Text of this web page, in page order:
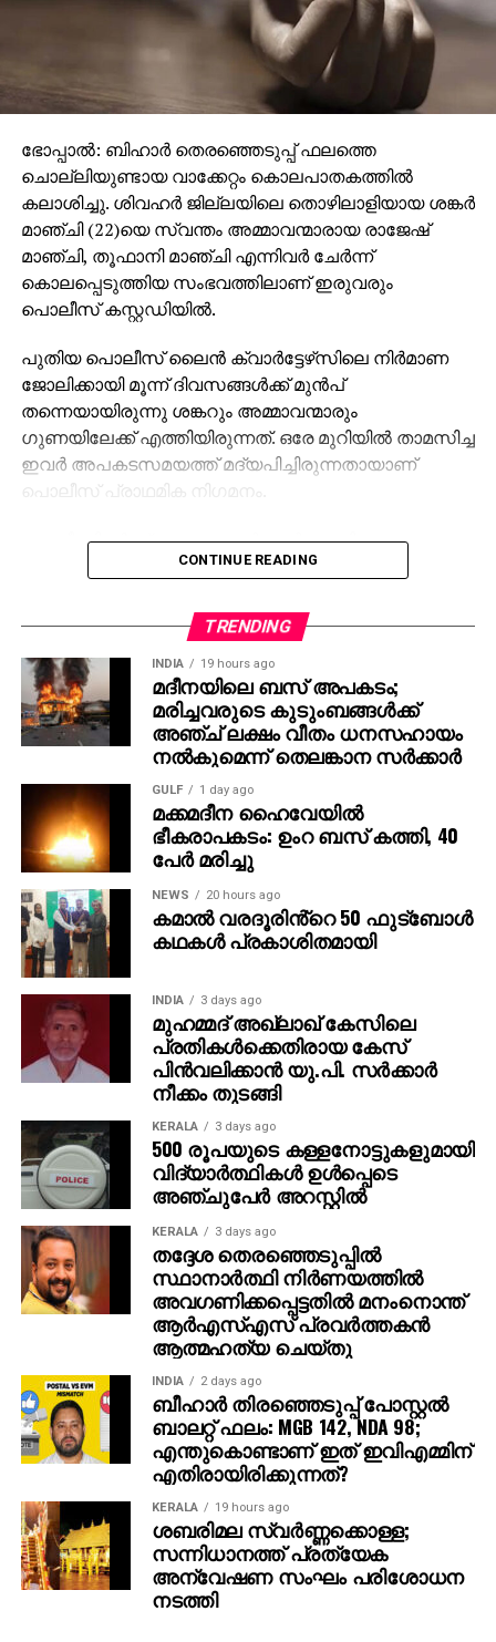
ഭോപ്പാല്‍: ബിഹാര്‍ തെരഞ്ഞെടുപ്പ് ഫലത്തെ
ചൊല്ലിയുണ്ടായ വാക്കേറ്റം കൊലപാതകത്തില്‍
കലാശിച്ചു. ശിവഹര്‍ ജില്ലയിലെ തൊഴിലാളിയായ ശങ്കര്‍
മാഞ്ചി (22)യെ സ്വന്തം അമ്മാവന്മാരായ രാജേഷ്
മാഞ്ചി, തൂഫാനി മാഞ്ചി എന്നിവര്‍ ചേര്‍ന്ന്
കൊലപ്പെടുത്തിയ സംഭവത്തിലാണ് ഇരുവരും
പൊലീസ് കസ്റ്റഡിയില്‍.
പുതിയ പൊലീസ് ലൈന്‍ ക്വാര്‍ട്ടേഴ്‌സിലെ നിര്‍മാണ
ജോലിക്കായി മൂന്ന് ദിവസങ്ങള്‍ക്ക് മുന്‍പ്
തന്നെയായിരുന്നു ശങ്കറും അമ്മാവന്മാരും
ഗുണയിലേക്ക് എത്തിയിരുന്നത്. ഒരേ മുറിയില്‍ താമസിച്ച
ഇവര്‍ അപകടസമയത്ത് മദ്യപിച്ചിരുന്നതായാണ്
പൊലീസ് പ്രാഥമിക നിഗമനം.
പോലീസിന്റെ പ്രകാരം ശങ്കര്‍ ആര്‍ജെഡി
അനുഭാവിയായിരുന്നു അമ്മാവന്മാര്‍ ജെഡ്യു
ചൂടുപിടിക്കുകയും ബിഹാര്‍ തെരഞ്ഞെടുപ്പ് ഫലം
സംബന്ധിച്ച തര്‍ക്കം കയ്യാങ്കളിയിലേക്ക് മാറുകയും
ചെയ്തു.
തര്‍ക്കം മൂര്‍ച്ഛിച്ചപ്പോള്‍ രാജേഷും തൂഫാനിയും ചേര്‍ന്ന്
ശങ്കറെ അടുത്തുള്ള ചെളി നിറഞ്ഞ പ്രദേശത്തേക്ക്
വലിച്ചിഴച്ച് മുഖം ചെളിയില്‍ മുക്കി ശ്വാസം മുട്ടിച്ച്
കൊലപ്പെടുത്തുകയായിരുന്നു. വിവരം ലഭിച്ച പൊലീസ്
സ്ഥലത്തെത്തി ശങ്കറെ ആശുപത്രിയില്‍
എത്തിച്ചെങ്കിലും ജീവന്‍ രക്ഷിക്കാനായില്ല.
പ്രതികളായ രാജേഷും തൂഫാനിയും കുറ്റം
സമ്മതിച്ചതായി പൊലീസ് അറിയിച്ചു.
ഇരുവരുംക്കെതിരെ കൊലപാതകക്കുറ്റം ചുമത്തി കേസ്
എടുത്തിട്ടുണ്ട്. അന്വേഷണം പുരോഗമിക്കുന്നു.
CONTINUE READING
TRENDING
INDIA 19 hours ago
മദീനയിലെ ബസ് അപകടം;
മരിച്ചവരുടെ കുടുംബങ്ങള്‍ക്ക്
അഞ്ച് ലക്ഷം വീതം ധനസഹായം
നല്‍കുമെന്ന് തെലങ്കാന സര്‍ക്കാര്‍
GULF 1 day ago
മക്കമദീന ഹൈവേയില്‍
ഭീകരാപകടം: ഉംറ ബസ് കത്തി, 40
പേര്‍ മരിച്ചു
NEWS 20 hours ago
കമാൽ വരദൂരിൻ്റെ 50 ഫുട്ബോൾ
കഥകൾ പ്രകാശിതമായി
INDIA 3 days ago
മുഹമ്മദ് അഖ്‌ലാഖ് കേസിലെ
പ്രതികള്‍ക്കെതിരായ കേസ്
പിന്‍വലിക്കാന്‍ യു.പി. സര്‍ക്കാര്‍
നീക്കം തുടങ്ങി
KERALA 3 days ago
500 രൂപയുടെ കള്ളനോട്ടുകളുമായി
വിദ്യാര്‍ത്ഥികള്‍ ഉള്‍പ്പെടെ
അഞ്ചുപേര്‍ അറസ്റ്റില്‍
KERALA 3 days ago
തദ്ദേശ തെരഞ്ഞെടുപ്പില്‍
സ്ഥാനാര്‍ത്ഥി നിര്‍ണയത്തില്‍
അവഗണിക്കപ്പെട്ടതില്‍ മനംനൊന്ത്
ആര്‍എസ്എസ് പ്രവര്‍ത്തകന്‍
ആത്മഹത്യ ചെയ്തു
INDIA 2 days ago
ബീഹാർ തിരഞ്ഞെടുപ്പ് പോസ്റ്റൽ
ബാലറ്റ് ഫലം: MGB 142, NDA 98;
എന്തുകൊണ്ടാണ് ഇത് ഇവിഎമ്മിന്
എതിരായിരിക്കുന്നത്?
KERALA 19 hours ago
ശബരിമല സ്വര്‍ണ്ണക്കൊള്ള;
സന്നിധാനത്ത് പ്രത്യേക
അന്വേഷണ സംഘം പരിശോധന
നടത്തി